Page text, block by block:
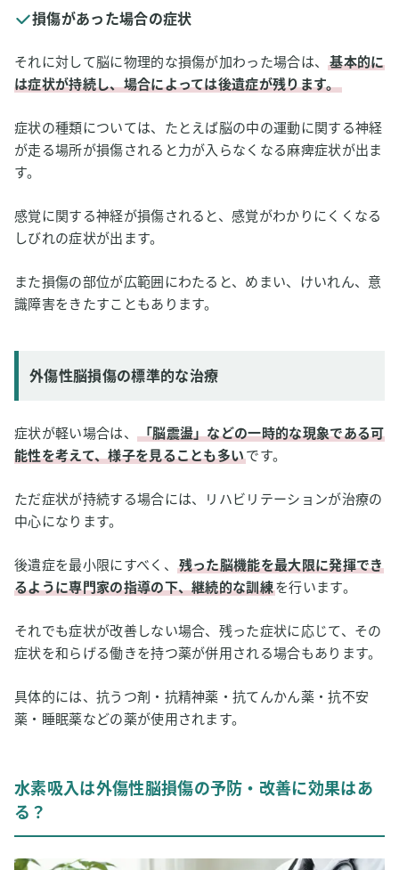
損傷があった場合の症状
それに対して脳に物理的な損傷が加わった場合は、基本的に
は症状が持続し、場合によっては後遺症が残ります。
症状の種類については、たとえば脳の中の運動に関する神経
が走る場所が損傷されると力が入らなくなる麻痺症状が出ま
す。
感覚に関する神経が損傷されると、感覚がわかりにくくなる
しびれの症状が出ます。
また損傷の部位が広範囲にわたると、めまい、けいれん、意
識障害をきたすこともあります。
外傷性脳損傷の標準的な治療
症状が軽い場合は、
「脳震盪」などの一時的な現象である可
能性を考えて、様子を見ることも多いです。
ただ症状が持続する場合には、リハビリテーションが治療の
中心になります。
後遺症を最小限にすべく、
残った脳機能を最大限に発揮でき
るように専門家の指導の下、継続的な訓練を行います。
それでも症状が改善しない場合、残った症状に応じて、その
症状を和らげる働きを持つ薬が併用される場合もあります。
具体的には、抗うつ剤・抗精神薬・抗てんかん薬・抗不安
薬・睡眠薬などの薬が使用されます。
水素吸入は外傷性脳損傷の予防・改善に効果はあ
る？